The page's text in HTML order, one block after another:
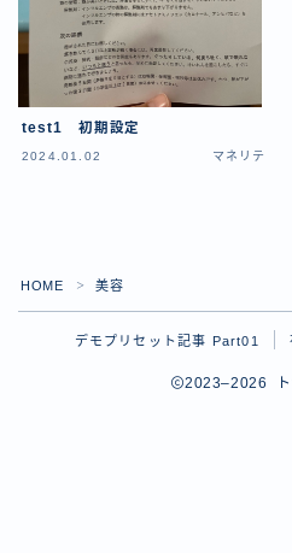
test1 初期設定
2024.01.02 マネリテ
HOME ＞ 美容
デモプリセット記事 Part01
2023–2026 ト